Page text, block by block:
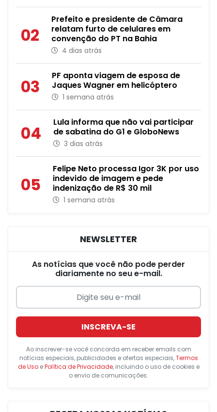
02
Prefeito e presidente de Câmara
relatam furto de celulares em
convenção do PT na Bahia
4 dias atrás
03
PF aponta viagem de esposa de
Jaques Wagner em helicóptero
1 semana atrás
04
Lula informa que não vai participar
de sabatina do G1 e GloboNews
3 dias atrás
05
Felipe Neto processa Igor 3K por uso
indevido de imagem e pede
indenização de R$ 30 mil
1 semana atrás
NEWSLETTER
As notícias que você não pode perder
diariamente no seu e-mail.
INSCREVA-SE
Ao inscrever-se você concorda em receber emails com
notícias especiais, publicidades e ofertas especiais,Termos
de UsoePolítica de Privacidade, incluindo o uso de cookies e
o envio de comunicações.